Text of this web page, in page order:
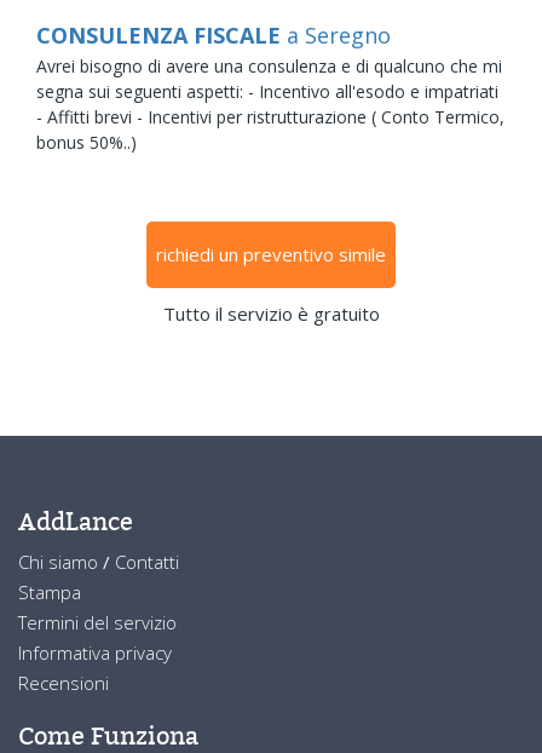
CONSULENZA FISCALE a Seregno
Avrei bisogno di avere una consulenza e di qualcuno che mi
segna sui seguenti aspetti: - Incentivo all'esodo e impatriati
- Affitti brevi - Incentivi per ristrutturazione ( Conto Termico,
bonus 50%..)
richiedi un preventivo simile
Tutto il servizio è gratuito
AddLance
Chi siamo / Contatti
Stampa
Termini del servizio
Informativa privacy
Recensioni
Come Funziona